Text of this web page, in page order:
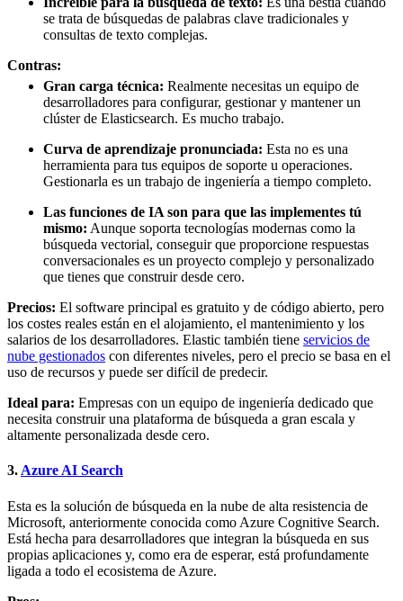
se trata de búsquedas de palabras clave tradicionales y
consultas de texto complejas.
Contras:
Gran carga técnica: Realmente necesitas un equipo de
desarrolladores para configurar, gestionar y mantener un
clúster de Elasticsearch. Es mucho trabajo.
Curva de aprendizaje pronunciada: Esta no es una
herramienta para tus equipos de soporte u operaciones.
Gestionarla es un trabajo de ingeniería a tiempo completo.
Las funciones de IA son para que las implementes tú
mismo: Aunque soporta tecnologías modernas como la
búsqueda vectorial, conseguir que proporcione respuestas
conversacionales es un proyecto complejo y personalizado
que tienes que construir desde cero.
Precios: El software principal es gratuito y de código abierto, pero
los costes reales están en el alojamiento, el mantenimiento y los
salarios de los desarrolladores. Elastic también tiene servicios de
nube gestionados con diferentes niveles, pero el precio se basa en el
uso de recursos y puede ser difícil de predecir.
Ideal para: Empresas con un equipo de ingeniería dedicado que
necesita construir una plataforma de búsqueda a gran escala y
altamente personalizada desde cero.
3. Azure AI Search
Esta es la solución de búsqueda en la nube de alta resistencia de
Microsoft, anteriormente conocida como Azure Cognitive Search.
Está hecha para desarrolladores que integran la búsqueda en sus
propias aplicaciones y, como era de esperar, está profundamente
ligada a todo el ecosistema de Azure.